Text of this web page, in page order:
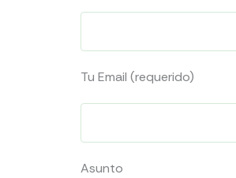
Tu Email (requerido)
Asunto